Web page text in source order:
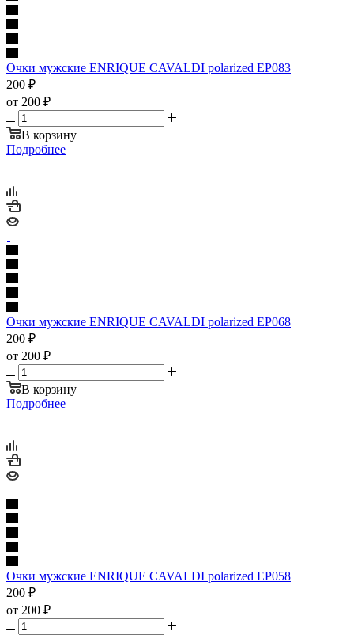
Очки мужские ENRIQUE CAVALDI polarized EP083
200 ₽
от 200 ₽
В корзину
Подробнее
Очки мужские ENRIQUE CAVALDI polarized EP068
200 ₽
от 200 ₽
В корзину
Подробнее
Очки мужские ENRIQUE CAVALDI polarized EP058
200 ₽
от 200 ₽